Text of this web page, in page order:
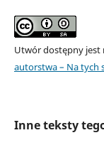
Utwór dostępny jest
autorstwa – Na tych
Inne teksty